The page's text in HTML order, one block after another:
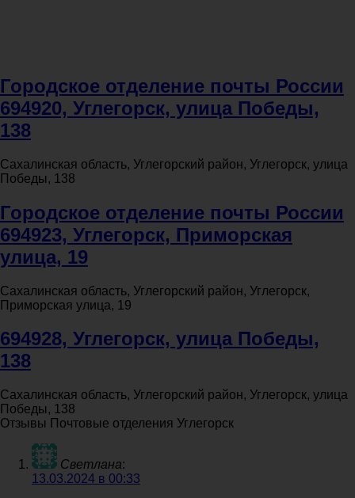
Городское отделение почты России
694920, Углегорск, улица Победы,
138
Сахалинская область, Углегорский район, Углегорск, улица
Победы, 138
Городское отделение почты России
694923, Углегорск, Приморская
улица, 19
Сахалинская область, Углегорский район, Углегорск,
Приморская улица, 19
694928, Углегорск, улица Победы,
138
Сахалинская область, Углегорский район, Углегорск, улица
Победы, 138
Отзывы Почтовые отделения Углегорск
Светлана:
13.03.2024 в 00:33